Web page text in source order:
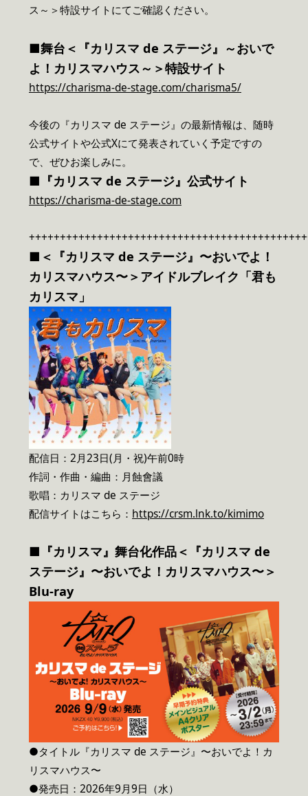
ス～＞特設サイトにてご確認ください。
■舞台＜『カリスマ de ステージ』～おいで
よ！カリスマハウス～＞特設サイト
https://charisma-de-stage.com/charisma5/
今後の『カリスマ de ステージ』の最新情報は、随時
公式サイトや公式Xにて発表されていく予定ですの
で、ぜひお楽しみに。
■『カリスマ de ステージ』公式サイト
https://charisma-de-stage.com
■＜『カリスマ de ステージ』〜おいでよ！
カリスマハウス〜＞アイドルブレイク「君も
カリスマ」
配信日：2月23日(月・祝)午前0時
作詞・作曲・編曲：月蝕會議
歌唱：カリスマ de ステージ
配信サイトはこちら： https://crsm.lnk.to/kimimo
■ 『カリスマ』舞台化作品＜『カリスマ de
ステージ』〜おいでよ！カリスマハウス〜＞
Blu-ray
●タイトル『カリスマ de ステージ』〜おいでよ！カ
リスマハウス〜
●発売日：2026年9月9日（水）